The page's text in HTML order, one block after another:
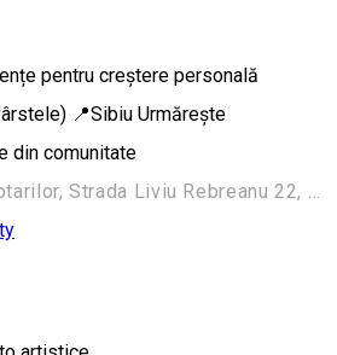
pentru creștere personală
📍Sibiu Urmărește
din comunitate